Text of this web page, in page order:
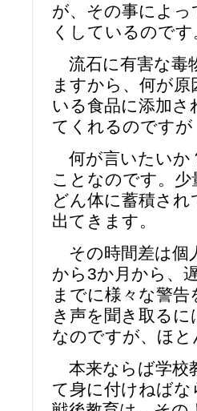
が、その事によ
くしているのです
流石に有害な毒
ますから、何が
いる食品に添加さ
てくれるのですが
何が言いたいか
ことなのです。
どん体に蓄積さ
出てきます。
その時間差は個
から3か月から、
までに様々な警
き声を聞き取る
なのですが、ほ
本来ならば学校
て身に付けねば